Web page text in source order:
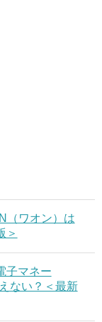
（ワオン）は
＞
子マネー
ない？＜最新